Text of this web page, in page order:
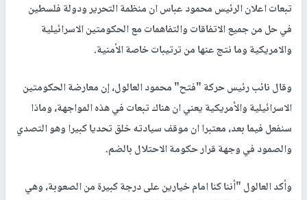
تبعات اعلان الرئيس محمود عباس ان منظمة التحرير ودولة فلسطين
في حل من جميع الاتفاقات والتفاهمات مع الحكومتين الاسرائيلية
والامريكية وما نتج عنها من ترتيبات خاصة الأمنية.
وقال نائب رئيس حركة "فتح" محمود العالول، إن معارضة الحكومتين
الاسرائيلية والأمريكية يعني ان هناك تبعات في هذه المواجهة، وماذا
سنفعل فيما بعد، معتبرا ان موقف سيادته خلق تحديا كبيرا وهو التصدي
والصمود في وجهة قرار حكومة الاحتلال بالضم.
وأكد العالول "أننا كنا امام خيارين على درجة كبيرة من الصعوبة، وهي